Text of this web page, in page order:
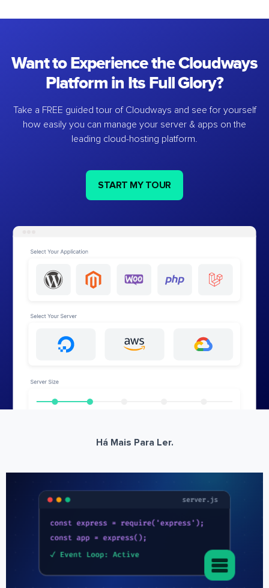
Want to Experience the Cloudways
Platform in Its Full Glory?
Take a FREE guided tour of Cloudways and see for yourself
how easily you can manage your server & apps on the
leading cloud-hosting platform.
START MY TOUR
Há Mais Para Ler.